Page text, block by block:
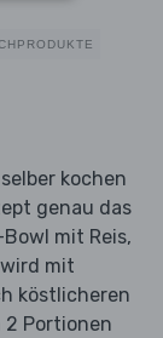
kochen
genau das
mit Reis,
mit
köstlicheren
2 Portionen